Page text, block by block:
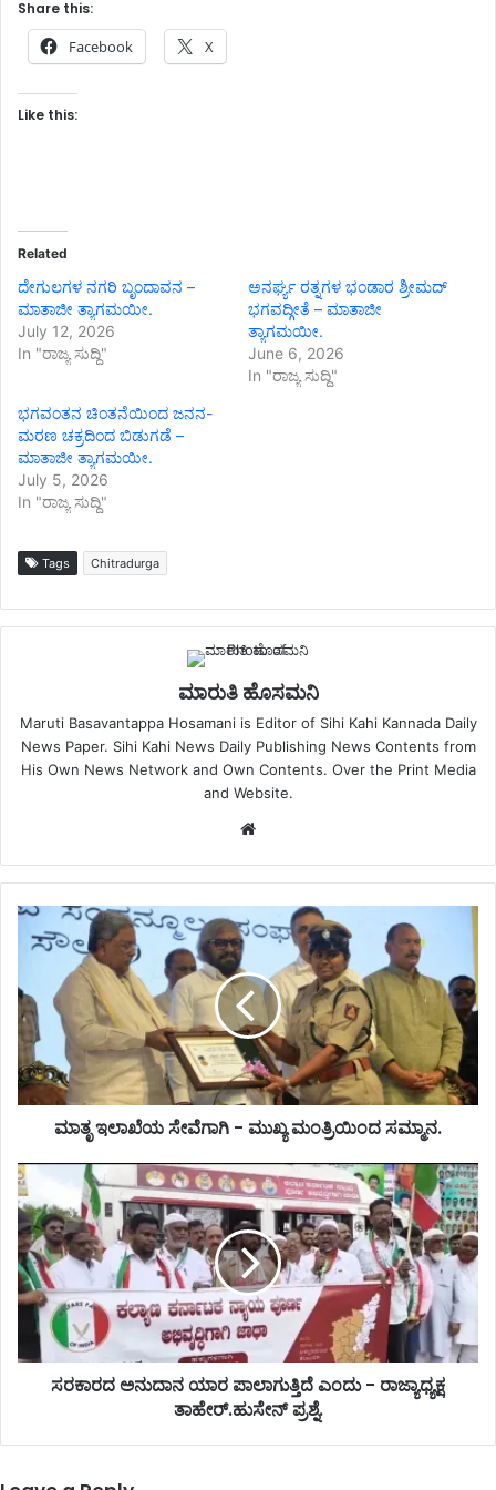
Share this:
Facebook X
Like this:
Related
ದೇಗುಲಗಳ ನಗರಿ ಬೃಂದಾವನ –
ಮಾತಾಜೀ ತ್ಯಾಗಮಯೀ.
July 12, 2026
In "ರಾಜ್ಯ ಸುದ್ದಿ"
ಅನರ್ಘ್ಯ ರತ್ನಗಳ ಭಂಡಾರ ಶ್ರೀಮದ್
ಭಗವದ್ಗೀತೆ – ಮಾತಾಜೀ
ತ್ಯಾಗಮಯೀ.
June 6, 2026
In "ರಾಜ್ಯ ಸುದ್ದಿ"
ಭಗವಂತನ ಚಿಂತನೆಯಿಂದ ಜನನ-
ಮರಣ ಚಕ್ರದಿಂದ ಬಿಡುಗಡೆ –
ಮಾತಾಜೀ ತ್ಯಾಗಮಯೀ.
July 5, 2026
In "ರಾಜ್ಯ ಸುದ್ದಿ"
Tags Chitradurga
ಮಾರುತಿ ಹೊಸಮನಿ
Maruti Basavantappa Hosamani is Editor of Sihi Kahi Kannada Daily
News Paper. Sihi Kahi News Daily Publishing News Contents from
His Own News Network and Own Contents. Over the Print Media
and Website.
Website
ಮಾತೃ ಇಲಾಖೆಯ ಸೇವೆಗಾಗಿ - ಮುಖ್ಯ ಮಂತ್ರಿಯಿಂದ ಸಮ್ಮಾನ.
ಸರಕಾರದ ಅನುದಾನ ಯಾರ ಪಾಲಾಗುತ್ತಿದೆ ಎಂದು - ರಾಜ್ಯಾಧ್ಯಕ್ಷ
ತಾಹೇರ್.ಹುಸೇನ್ ಪ್ರಶ್ನೆ.